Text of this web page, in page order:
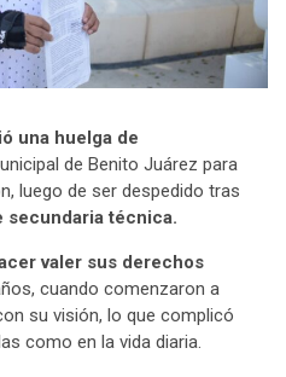
una huelga de
de Benito Juárez para
luego de ser despedido tras
secundaria técnica.
valer sus derechos
cuando comenzaron a
su visión, lo que complicó
como en la vida diaria.